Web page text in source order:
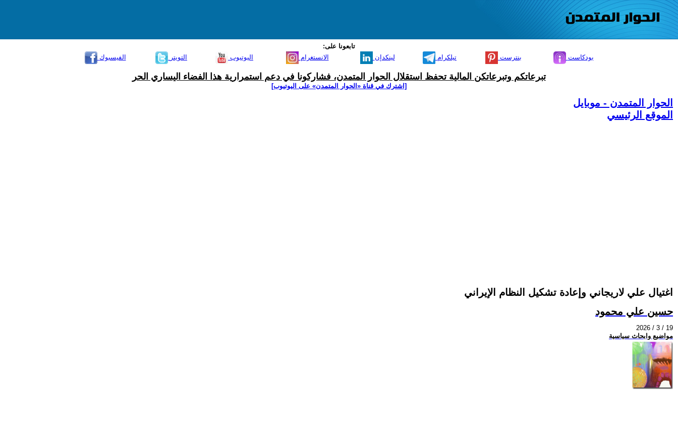
تابعونا على:
الفيسبوك
التويتر اليوتيوب الانستغرام لينكدإن تيلكرام بنترست بودكاست
تبرعاتكم وتبرعاتكن المالية تحفظ استقلال الحوار المتمدن، فشاركونا في دعم استمرارية هذا الفضاء اليساري الحر
[اشترك في قناة ‫«الحوار المتمدن» على اليوتيوب]
الحوار المتمدن - موبايل
الموقع الرئيسي
اغتيال علي لاريجاني وإعادة تشكيل النظام الإيراني
حسين علي محمود
2026 / 3 / 19
مواضيع وابحاث سياسية